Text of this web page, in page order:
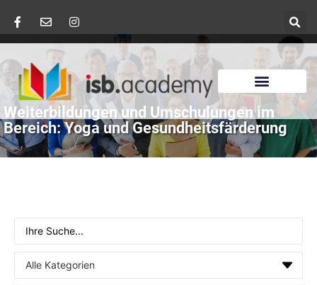
Weiterbildungen und Umschulungen im
Bereich: Yoga und Gesundheitsfärderung